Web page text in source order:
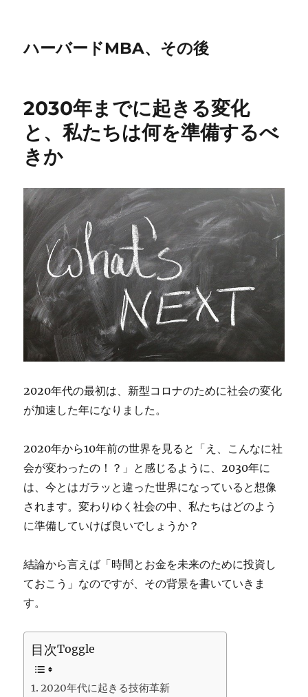
ハーバードMBA、その後
2030年までに起きる変化
と、私たちは何を準備するべ
きか
2020年代の最初は、新型コロナのために社会の変化
が加速した年になりました。
2020年から10年前の世界を見ると「え、こんなに社
会が変わったの！？」と感じるように、2030年に
は、今とはガラッと違った世界になっていると想像
されます。変わりゆく社会の中、私たちはどのよう
に準備していけば良いでしょうか？
結論から言えば「時間とお金を未来のために投資し
ておこう」なのですが、その背景を書いていきま
す。
目次Toggle
2020年代に起きる技術革新